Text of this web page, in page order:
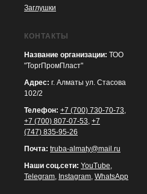
Заглушки
КОНТАКТЫ
Название организации: ТОО
"ТоргПромПласт"
Адрес: г. Алматы ул. Стасова
102/2
Телефон: +7 (700) 730-70-73,
+7 (700) 807-07-53, +7
(747) 835-95-26
Почта: truba-almaty@mail.ru
Наши соц.сети: YouTube,
Telegram, Instagram, WhatsApp